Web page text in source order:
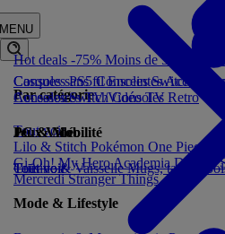
MENU
Hot deals -75% Moins de 5€
Par catégorie
Tout voir
Consoles PS5Consoles Switch 2
Consoles SwitchConsoles Retro
Jeux Vidéo
Tout voir
Cuisine & VaisselleMugs, tasses,
Mode & Lifestyle
Casques sans filEnceintes
Accessoires TV/VidéoTV
PC & Mobilité
Tout voir
Lilo & Stitch Pokémon One Piece
Gi-Oh!My Hero AcademiaDemon
MercrediStranger Things